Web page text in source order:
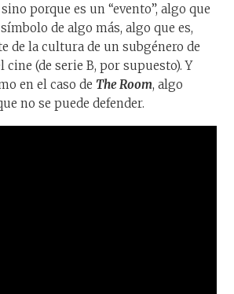
porque es un “evento”, algo que
de algo más, algo que es,
de la cultura de un subgénero de
cine (de serie B, por supuesto). Y
en el caso de The Room, algo
no se puede defender.